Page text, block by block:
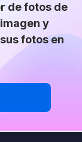
de fotos de
y
fotos en